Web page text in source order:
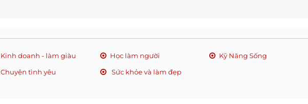
Kinh doanh - làm giàu Học làm người Kỹ Năng Sống
Chuyện tình yêu Sức khỏe và làm đẹp